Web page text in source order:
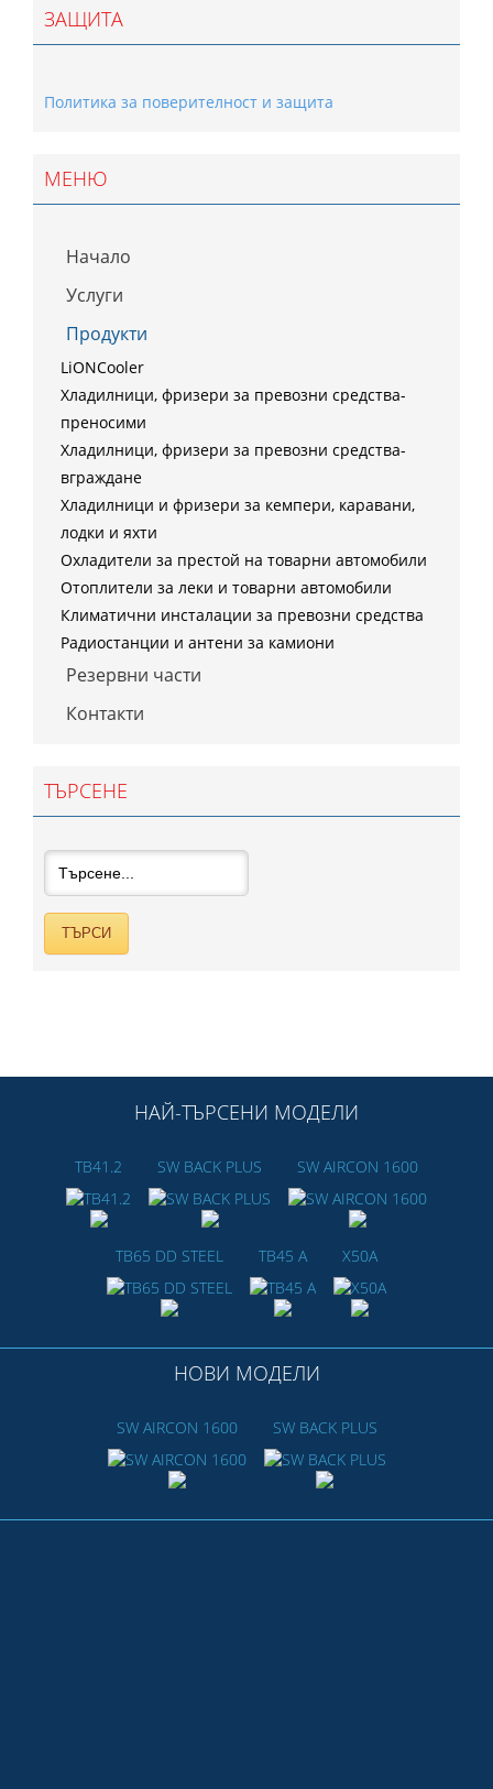
ЗАЩИТА
Политика за поверителност и защита
МЕНЮ
Начало
Услуги
Продукти
LiONCooler
Хладилници, фризери за превозни средства-
преносими
Хладилници, фризери за превозни средства-
вграждане
Хладилници и фризери за кемпери, каравани,
лодки и яхти
Охладители за престой на товарни автомобили
Отоплители за леки и товарни автомобили
Климатични инсталации за превозни средства
Радиостанции и антени за камиони
Резервни части
Контакти
ТЪРСЕНЕ
НАЙ-ТЪРСЕНИ МОДЕЛИ
TB41.2 SW BACK PLUS SW AIRCON 1600
TB65 DD STEEL TB45 A X50A
НОВИ МОДЕЛИ
SW AIRCON 1600 SW BACK PLUS